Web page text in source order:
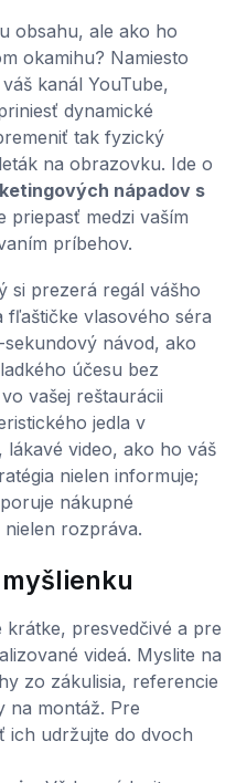
obsahu, ale ako ho
okamihu? Namiesto
kanál YouTube,
dynamické
tak fyzický
na obrazovku. Ide o
nápadov s
priepasť medzi vaším
príbehov.
si prezerá regál vášho
fľaštičke vlasového séra
návod, ako
účesu bez
vašej reštaurácii
jedla v
video, ako ho váš
nielen informuje;
nákupné
rozpráva.
krátke, presvedčivé a pre
videá. Myslite na
zo zákulisia, referencie
na montáž. Pre
ich udržujte do dvoch